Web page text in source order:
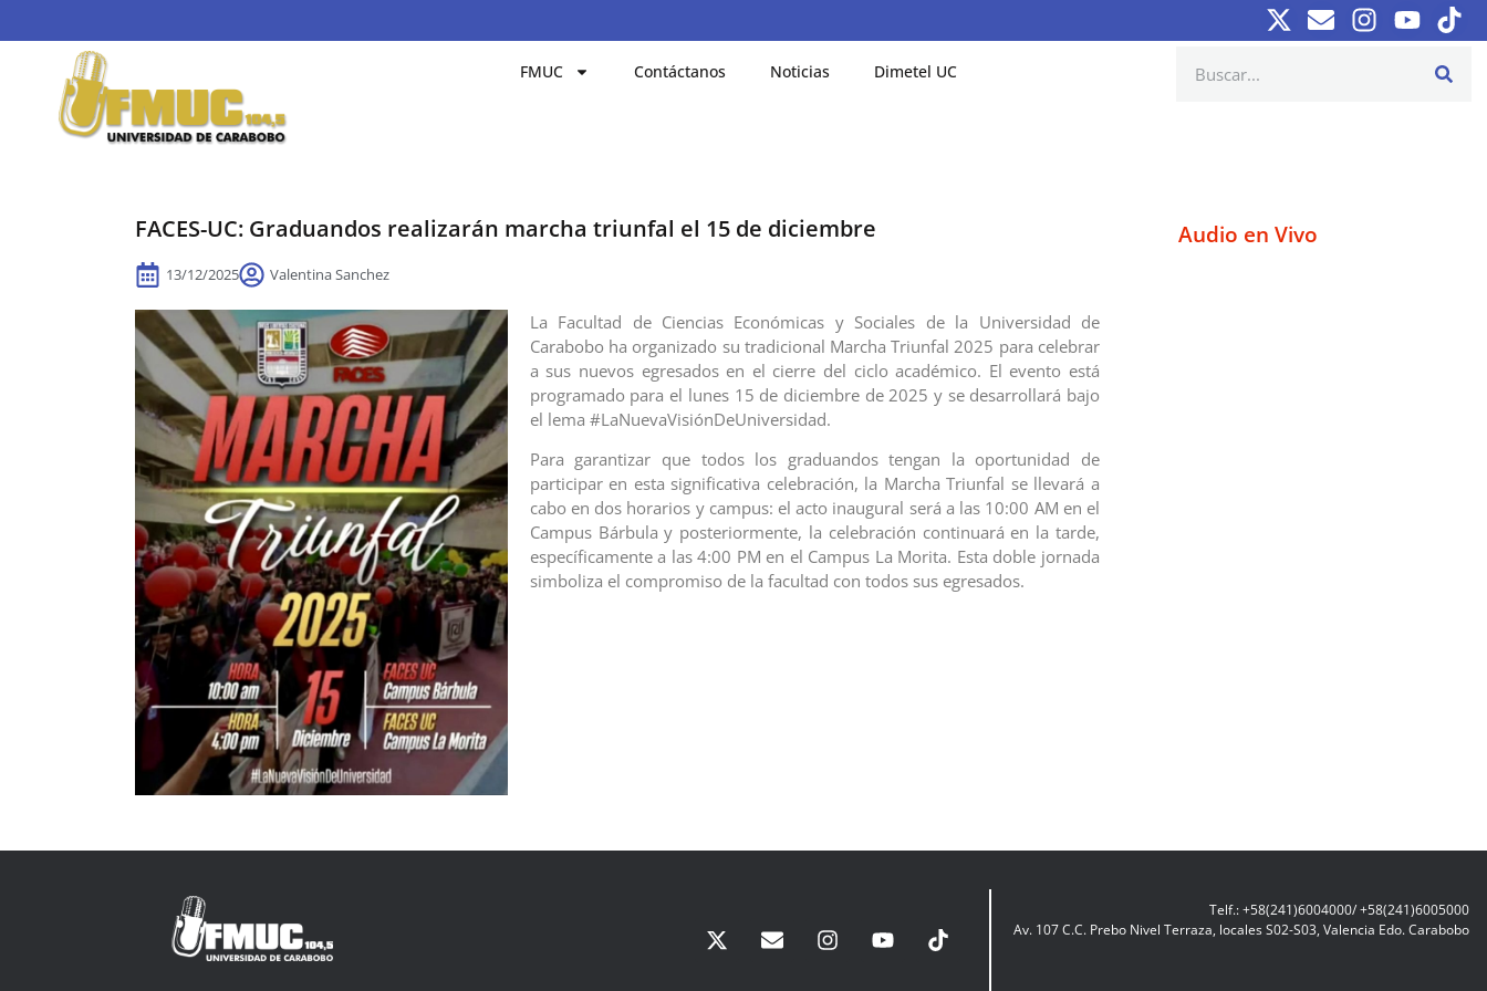
FMUC Contáctanos Noticias Dimetel UC
FACES-UC: Graduandos realizarán marcha triunfal el 15 de diciembre
13/12/2025 Valentina Sanchez
La Facultad de Ciencias Económicas y Sociales de la Universidad de
Carabobo ha organizado su tradicional Marcha Triunfal 2025 para celebrar
a sus nuevos egresados en el cierre del ciclo académico. El evento está
programado para el lunes 15 de diciembre de 2025 y se desarrollará bajo
el lema #LaNuevaVisiónDeUniversidad.
Para garantizar que todos los graduandos tengan la oportunidad de
participar en esta significativa celebración, la Marcha Triunfal se llevará a
cabo en dos horarios y campus: el acto inaugural será a las 10:00 AM en el
Campus Bárbula y posteriormente, la celebración continuará en la tarde,
específicamente a las 4:00 PM en el Campus La Morita. Esta doble jornada
simboliza el compromiso de la facultad con todos sus egresados.
Audio en Vivo
Telf.: +58(241)6004000/ +58(241)6005000
Av. 107 C.C. Prebo Nivel Terraza, locales S02-S03, Valencia Edo. Carabobo